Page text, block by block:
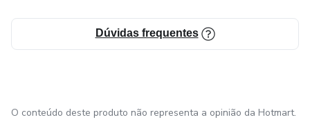
Dúvidas frequentes
O conteúdo deste produto não representa a opinião da Hotmart.